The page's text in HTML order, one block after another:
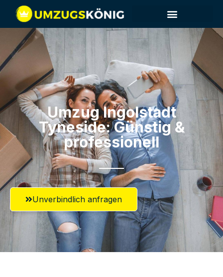
Umzug Ingolstadt​
Tyneside: Günstig &
professionell​
Unverbindlich anfragen